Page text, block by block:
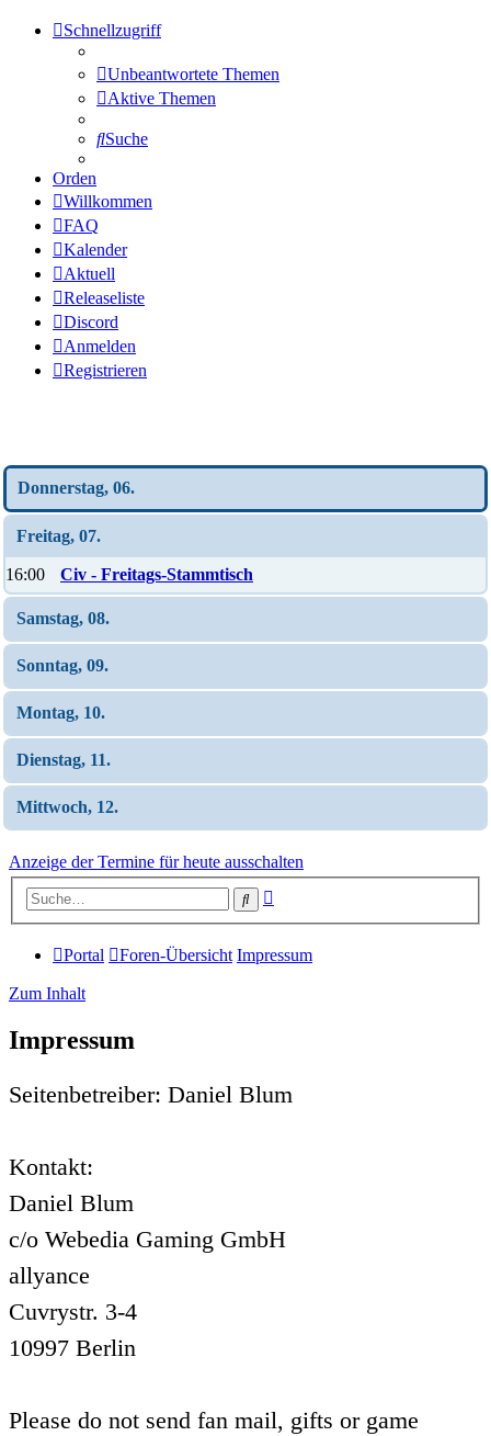
Schnellzugriff
Unbeantwortete Themen
Aktive Themen
Suche
Orden
Willkommen
FAQ
Kalender
Aktuell
Releaseliste
Discord
Anmelden
Registrieren
Donnerstag, 06.
Freitag, 07.
16:00 Civ - Freitags-Stammtisch
Samstag, 08.
Sonntag, 09.
Montag, 10.
Dienstag, 11.
Mittwoch, 12.
Anzeige der Termine für heute ausschalten
Suche
Portal Foren-Übersicht Impressum
Zum Inhalt
Impressum
Seitenbetreiber: Daniel Blum
Kontakt:
Daniel Blum
c/o Webedia Gaming GmbH
allyance
Cuvrystr. 3-4
10997 Berlin
Please do not send fan mail, gifts or game